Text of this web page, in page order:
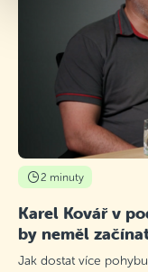
2 minuty
Karel Kovář v
by neměl
Jak dostat více